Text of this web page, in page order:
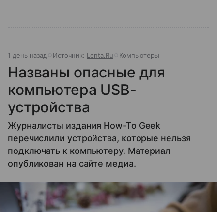
1 день назад Источник: Lenta.Ru Компьютеры
Названы опасные для
компьютера USB-
устройства
Журналисты издания How-To Geek
перечислили устройства, которые нельзя
подключать к компьютеру. Материал
опубликован на сайте медиа.